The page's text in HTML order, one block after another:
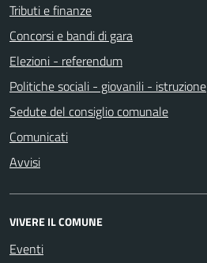
Tributi e finanze
Concorsi e bandi di gara
Elezioni - referendum
Politiche sociali - giovanili - istruzione
Sedute del consiglio comunale
Comunicati
Avvisi
VIVERE IL COMUNE
Eventi